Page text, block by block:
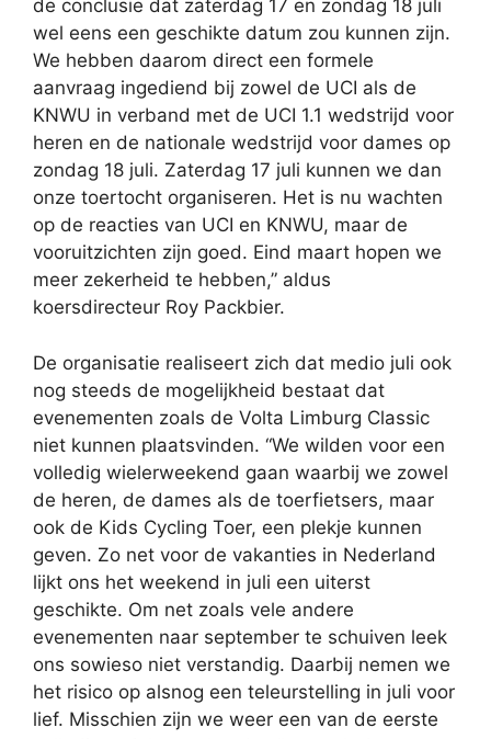
de conclusie dat zaterdag 17 en zondag 18 juli
wel eens een geschikte datum zou kunnen zijn.
We hebben daarom direct een formele
aanvraag ingediend bij zowel de UCI als de
KNWU in verband met de UCI 1.1 wedstrijd voor
heren en de nationale wedstrijd voor dames op
zondag 18 juli. Zaterdag 17 juli kunnen we dan
onze toertocht organiseren. Het is nu wachten
op de reacties van UCI en KNWU, maar de
vooruitzichten zijn goed. Eind maart hopen we
meer zekerheid te hebben,” aldus
koersdirecteur Roy Packbier.
De organisatie realiseert zich dat medio juli ook
nog steeds de mogelijkheid bestaat dat
evenementen zoals de Volta Limburg Classic
niet kunnen plaatsvinden. “We wilden voor een
volledig wielerweekend gaan waarbij we zowel
de heren, de dames als de toerfietsers, maar
ook de Kids Cycling Toer, een plekje kunnen
geven. Zo net voor de vakanties in Nederland
lijkt ons het weekend in juli een uiterst
geschikte. Om net zoals vele andere
evenementen naar september te schuiven leek
ons sowieso niet verstandig. Daarbij nemen we
het risico op alsnog een teleurstelling in juli voor
lief. Misschien zijn we weer een van de eerste